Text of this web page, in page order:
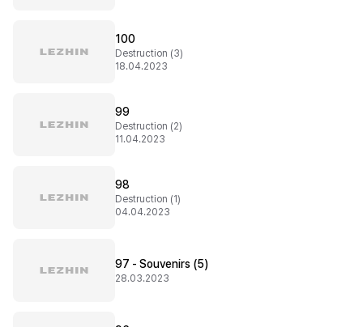
100
Destruction (3)
18.04.2023
99
Destruction (2)
11.04.2023
98
Destruction (1)
04.04.2023
97 - Souvenirs (5)
28.03.2023